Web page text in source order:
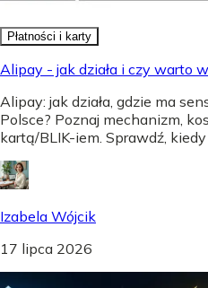
Płatności i karty
Alipay - jak działa i czy warto
Alipay: jak działa, gdzie ma
Polsce? Poznaj mechanizm,
kartą/BLIK-iem. Sprawdź,
Izabela Wójcik
17 lipca 2026